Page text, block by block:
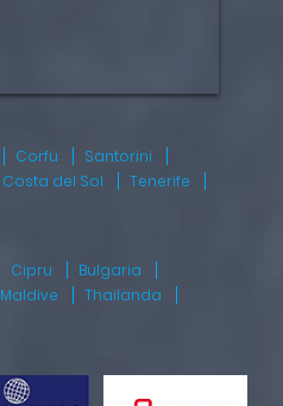
Corfu
Santorini
Costa del Sol
Tenerife
Cipru
Bulgaria
Maldive Thailanda